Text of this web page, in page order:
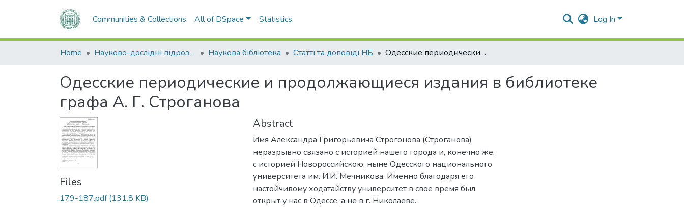
Communities & Collections All of DSpace Statistics Log In
Home Науково-дослідні підрозділи Наукова бібліотека Статті та доповіді НБ Одесские периодические и продолжающиеся издания в библиотеке графа А. Г. Строганова
Одесские периодические и продолжающиеся издания в библиотеке
графа А. Г. Строганова
Files
179-187.pdf(131.8 KB)
Abstract
Имя Александра Григорьевича Строгонова (Строганова)
неразрывно связано с историей нашего города и, конечно же,
с историей Новороссийскою, ныне Одесского национального
университета им. И.И. Мечникова. Именно благодаря его
настойчивому ходатайству университет в свое время был
открыт у нас в Одессе, а не в г. Николаеве.